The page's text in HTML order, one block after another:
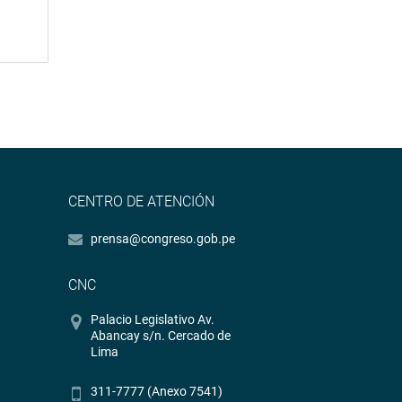
CENTRO DE ATENCIÓN
prensa@congreso.gob.pe
CNC
Palacio Legislativo Av.
Abancay s/n. Cercado de
Lima
311-7777 (Anexo 7541)